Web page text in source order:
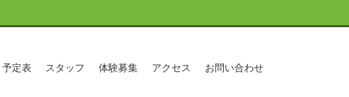
予定表 スタッフ 体験募集 アクセス お問い合わせ